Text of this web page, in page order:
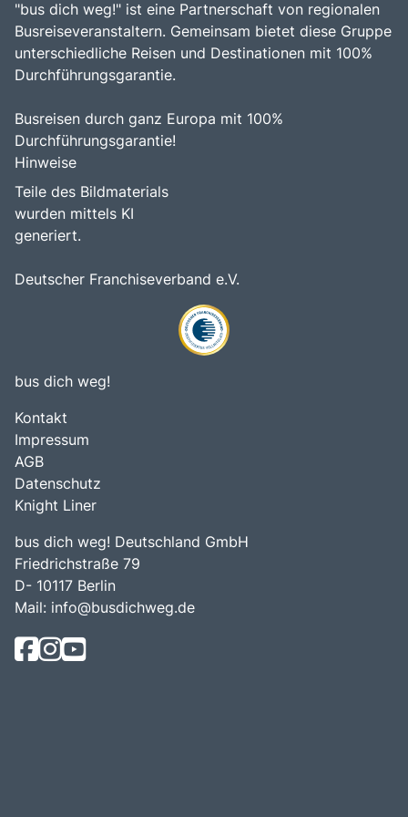
"bus dich weg!" ist eine Partnerschaft von regionalen
Busreiseveranstaltern. Gemeinsam bietet diese Gruppe
unterschiedliche Reisen und Destinationen mit 100%
Durchführungsgarantie.
Busreisen durch ganz Europa mit 100%
Durchführungsgarantie!
Hinweise
Teile des Bildmaterials
wurden mittels KI
generiert.
Deutscher Franchiseverband e.V.
bus dich weg!
Kontakt
Impressum
AGB
Datenschutz
Knight Liner
bus dich weg! Deutschland GmbH
Friedrichstraße 79
D- 10117 Berlin
Mail: info@busdichweg.de